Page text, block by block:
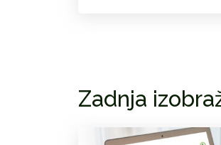
Zadnja